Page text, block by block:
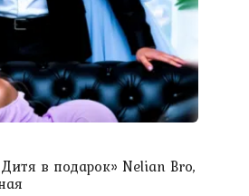
в подарок» Nelian Bro,